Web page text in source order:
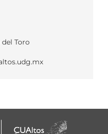
Toro